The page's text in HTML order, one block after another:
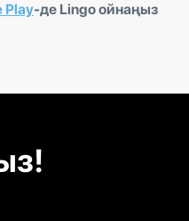
Play-де Lingo ойнаңыз